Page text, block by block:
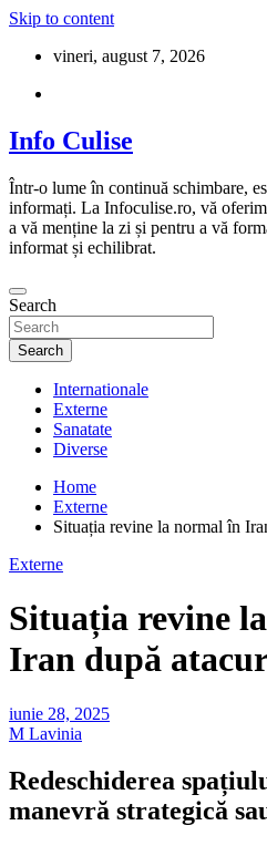
Skip to content
vineri, august 7, 2026
Info Culise
Într-o lume în continuă schimbare,
informați. La Infoculise.ro, vă oferim
a vă menține la zi și pentru a vă
informat și echilibrat.
Search
Search
Internationale
Externe
Sanatate
Diverse
Home
Externe
Situația revine la normal în
Externe
Situația revine
Iran după
iunie 28, 2025
M Lavinia
Redeschiderea
manevră strategică